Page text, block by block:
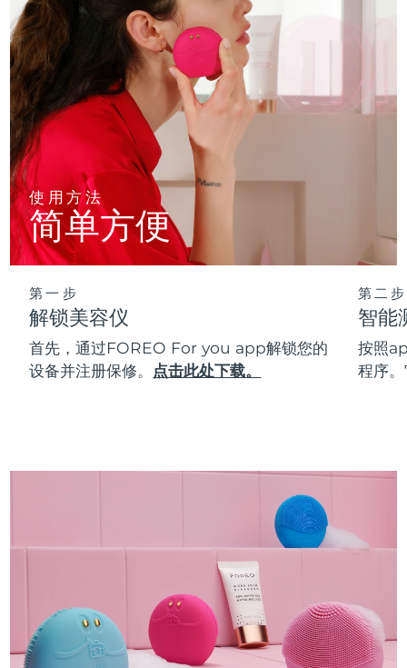
使用方法
简单方便
第一步
解锁美容仪
首先，通过FOREO For you app解锁您的
设备并注册保修。 点击此处下载。
第二步
智能
按照
程序